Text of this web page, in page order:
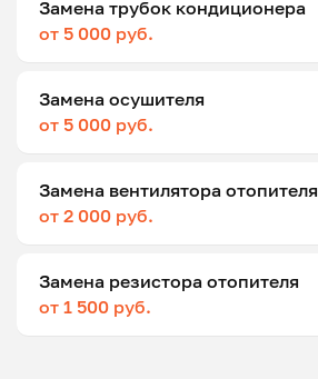
Замена трубок кондиционера
от 5 000 руб.
Замена осушителя
от 5 000 руб.
Замена вентилятора отопителя
от 2 000 руб.
Замена резистора отопителя
от 1 500 руб.